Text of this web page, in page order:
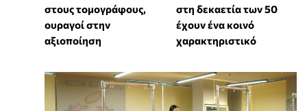
στους τομογράφους,
ουραγοί στην
αξιοποίηση
στη δεκαετία των 50
έχουν ένα κοινό
χαρακτηριστικό